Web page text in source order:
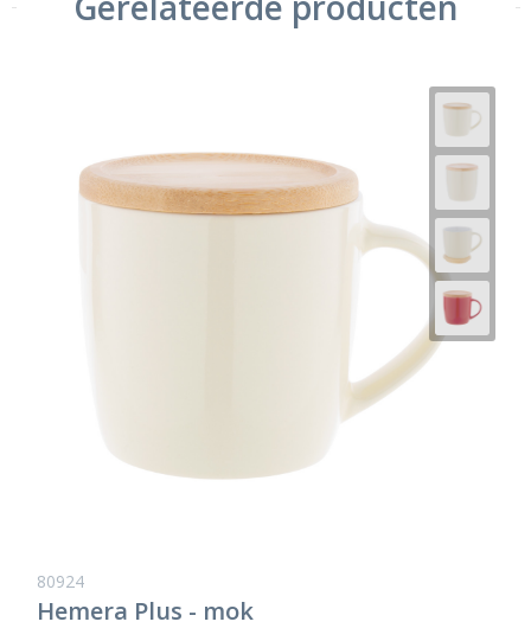
80924
Hemera Plus - mok